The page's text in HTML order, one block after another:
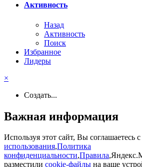
Активность
Назад
Активность
Поиск
Избранное
Лидеры
×
Создать...
Важная информация
Используя этот сайт, Вы соглашаетесь с
использования,Политика
конфиденциальности,Правила
разместили cookie-файлы на ваше